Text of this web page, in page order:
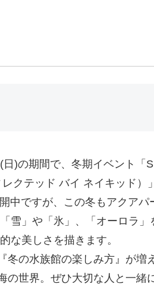
)の期間で、冬期イベント「
クテッド バイ ネイキッド）
中ですが、この冬もアクア
雪」や「氷」、「オーロラ
な美しさを描きます。
冬の水族館の楽しみ方』が増
世界。ぜひ大切な人と一緒